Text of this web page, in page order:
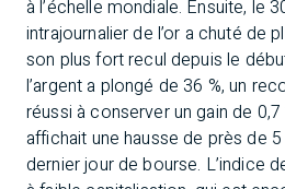
à l’échelle mondiale. Ensuite, le
intrajournalier de l’or a chuté de
son plus fort recul depuis le
l’argent a plongé de 36 %, un
réussi à conserver un gain de 0,7
affichait une hausse de près de
dernier jour de bourse. L’indice